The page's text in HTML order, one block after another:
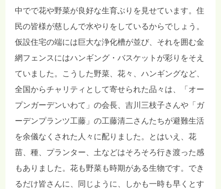
中でで花や野菜が良好な生育ぶりを見せています。住
民の皆様が慈しんで水やりをしているからでしょう。
仮設住宅の端には巨大な浄化槽が並び、それを囲む金
網フェンスにはハンギング・バスケットが彩りをそえ
ていました。こうした野菜、花々、ハンギングなど、
全国からチャリティとして寄せられた品々は、「オー
プンガーデンいわて」の会長、吉川三枝子さんや「ガ
ーデンプランツ工藤」の工藤清二さんたちが避難生活
を余儀なくされた人々に配りました。とはいえ、花
苗、種、プランター、土などはそろそろ行き渡った感
もありました。花も野菜も時期がある生物です。でき
るだけ皆さんに、同じように、しかも一時も早くとす